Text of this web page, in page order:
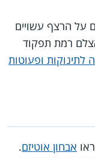
על הרצף עשויים
רמת תפקוד
לתינוקות ופעוטות
אבחון אוטיזם.